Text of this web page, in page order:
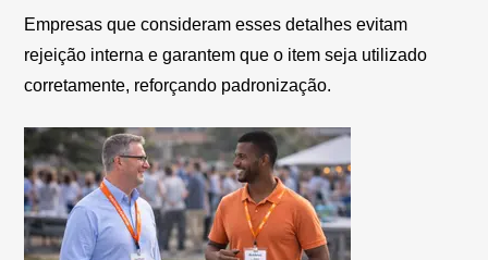
Empresas que consideram esses detalhes evitam
rejeição interna e garantem que o item seja utilizado
corretamente, reforçando padronização.